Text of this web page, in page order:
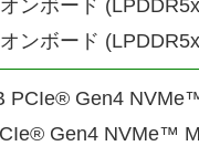
ンボード
ンボード
PCIe® Gen4
Gen4 NVMe™